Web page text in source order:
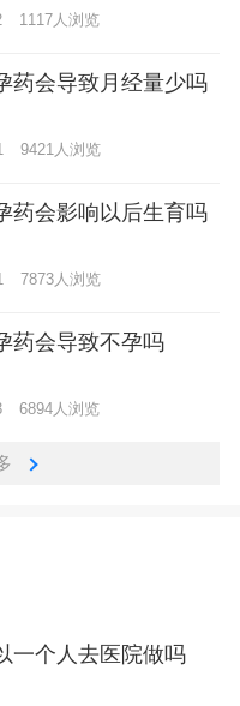
1117人浏览
药会导致月经量少吗
9421人浏览
药会影响以后生育吗
7873人浏览
药会导致不孕吗
6894人浏览
一个人去医院做吗